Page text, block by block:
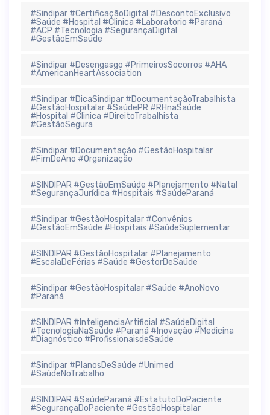
#Sindipar #CertificaçãoDigital #DescontoExclusivo
#Saúde #Hospital #Clinica #Laboratorio #Paraná
#ACP #Tecnologia #SegurançaDigital
#GestãoEmSaúde
#Sindipar #Desengasgo #PrimeirosSocorros #AHA
#AmericanHeartAssociation
#Sindipar #DicaSindipar #DocumentaçãoTrabalhista
#GestãoHospitalar #SaúdePR #RHnaSaúde
#Hospital #Clinica #DireitoTrabalhista
#GestãoSegura
#Sindipar #Documentação #GestãoHospitalar
#FimDeAno #Organização
#SINDIPAR #GestãoEmSaúde #Planejamento #Natal
#SegurançaJurídica #Hospitais #SaúdeParaná
#Sindipar #GestãoHospitalar #Convênios
#GestãoEmSaúde #Hospitais #SaúdeSuplementar
#SINDIPAR #GestãoHospitalar #Planejamento
#EscalaDeFérias #Saúde #GestorDeSaúde
#Sindipar #GestãoHospitalar #Saúde #AnoNovo
#Paraná
#SINDIPAR #InteligenciaArtificial #SaúdeDigital
#TecnologiaNaSaúde #Paraná #Inovação #Medicina
#Diagnóstico #ProfissionaisdeSaúde
#Sindipar #PlanosDeSaúde #Unimed
#SaúdeNoTrabalho
#SINDIPAR #SaúdeParaná #EstatutoDoPaciente
#SegurançaDoPaciente #GestãoHospitalar